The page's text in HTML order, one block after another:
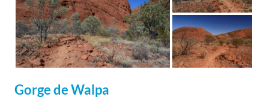
Gorge de Walpa